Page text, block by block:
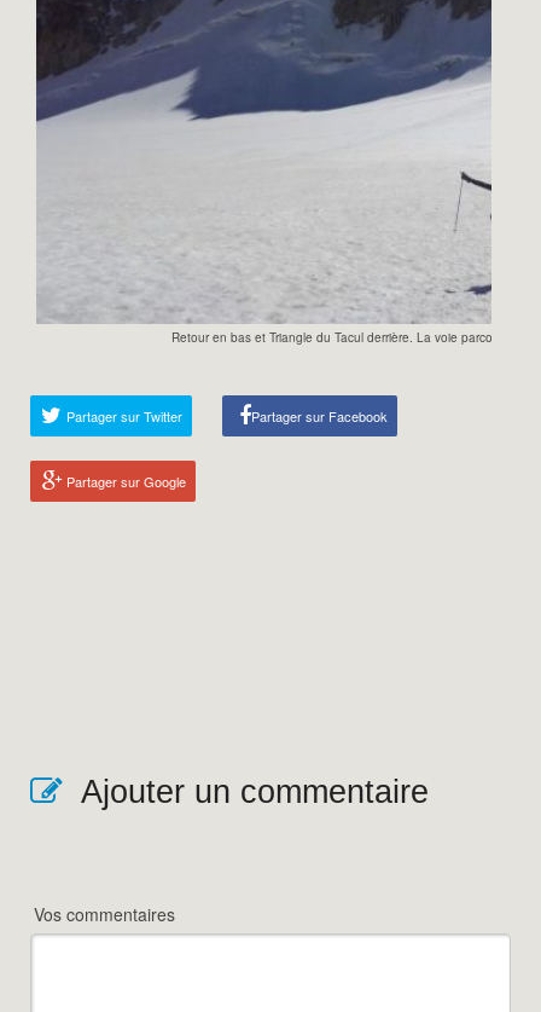
Retour en bas et Triangle du Tacul derrière. La voie parcourt les
Partager sur Twitter Partager sur Facebook
Partager sur Google
Ajouter un commentaire
Vos commentaires